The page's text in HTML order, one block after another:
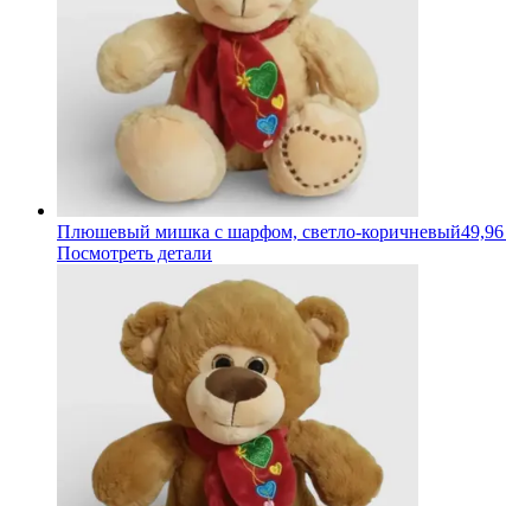
Плюшевый мишка с шарфом, светло-коричневый
Посмотреть детали